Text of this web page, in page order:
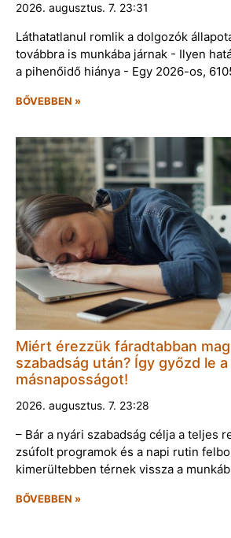
2026. augusztus. 7. 23:31
Láthatatlanul romlik a dolgozók
továbbra is munkába járnak - Ilyen
a pihenőidő hiánya - Egy 2026-os,
BŐVEBBEN »
Miért érezzük fáradtabban
szabadság után? Így győzd le
másnaposságot!
2026. augusztus. 7. 23:28
– Bár a nyári szabadság célja a teljes
zsúfolt programok és a napi rutin
kimerültebben térnek vissza a
BŐVEBBEN »